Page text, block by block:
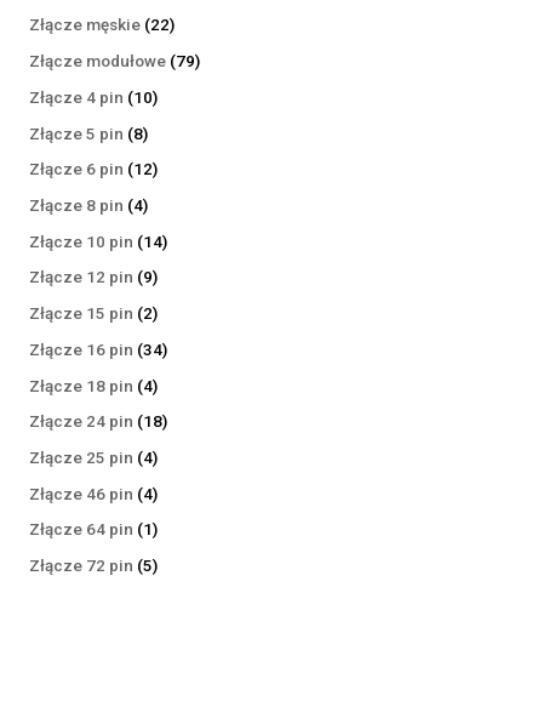
Złącze męskie 2222
produkty
Złącze modułowe 7979
Złącze 4 pin 1010
Złącze 5 pin 88
produktów
Złącze 6 pin 1212
Złącze 8 pin 44
produkty
Złącze 10 pin 1414
Złącze 12 pin 99
produktów
Złącze 15 pin 22
produkty
Złącze 16 pin 3434
Złącze 18 pin 44
produkty
Złącze 24 pin 1818
Złącze 25 pin 44
produkty
Złącze 46 pin 44
produkty
Złącze 64 pin 11
produkt
Złącze 72 pin 55